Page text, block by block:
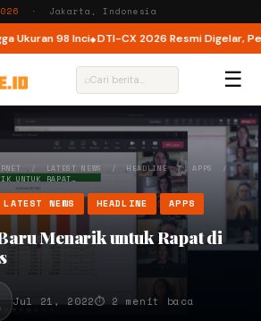
· Jakarta, Indonesia
98 Inci DTI-CX 2026 Resmi Digelar,
⌕ ☰
/ LATEST NEWS /HEADLINE/APPS
/
UNTUK RAPAT…
LATEST NEWS HEADLINE APPS
Menarik untuk Rapat di
Jul 21, 2022⏱ 2 menit baca